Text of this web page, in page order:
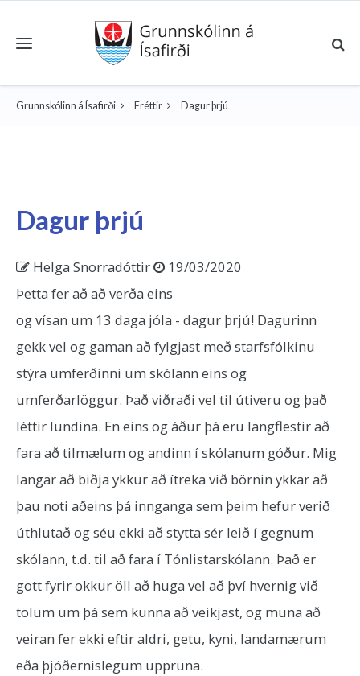
Toggle navigation
Grunnskólinn á Ísafirði Fréttir Dagur þrjú
Dagur þrjú
Helga Snorradóttir
19/03/2020
Þetta fer að að verða eins
og vísan um 13 daga jóla - dagur þrjú! Dagurinn
gekk vel og gaman að fylgjast með starfsfólkinu
stýra umferðinni um skólann eins og
umferðarlöggur. Það viðraði vel til útiveru og það
léttir lundina. En eins og áður þá eru langflestir að
fara að tilmælum og andinn í skólanum góður. Mig
langar að biðja ykkur að ítreka við börnin ykkar að
þau noti aðeins þá innganga sem þeim hefur verið
úthlutað og séu ekki að stytta sér leið í gegnum
skólann, t.d. til að fara í Tónlistarskólann. Það er
gott fyrir okkur öll að huga vel að því hvernig við
tölum um þá sem kunna að veikjast, og muna að
veiran fer ekki eftir aldri, getu, kyni, landamærum
eða þjóðernislegum uppruna.